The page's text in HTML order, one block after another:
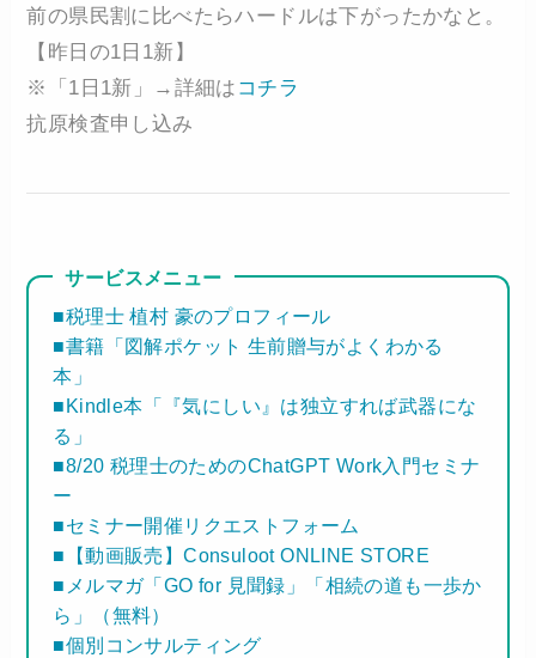
前の県民割に比べたらハードルは下がったかなと。
【昨日の1日1新】
※「1日1新」→詳細は コチラ
抗原検査申し込み
サービスメニュー
■税理士 植村 豪のプロフィール
■書籍「図解ポケット 生前贈与がよくわかる
本」
■Kindle本「『気にしい』は独立すれば武器にな
る」
■8/20 税理士のためのChatGPT Work入門セミナ
ー
■セミナー開催リクエストフォーム
■【動画販売】Consuloot ONLINE STORE
■メルマガ「GO for 見聞録」「相続の道も一歩か
ら」（無料）
■個別コンサルティング